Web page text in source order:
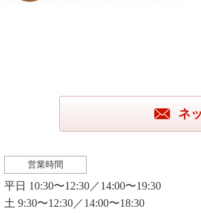
ネ
営業時間
平日 10:30〜12:30／14:00〜19:30
土 9:30〜12:30／14:00〜18:30